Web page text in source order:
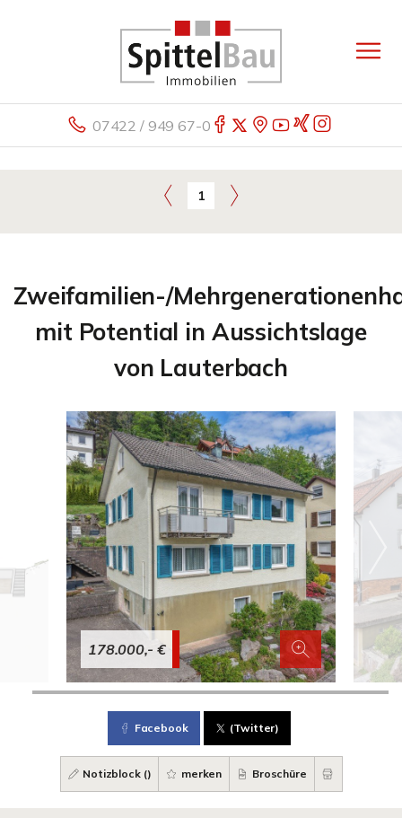
07422 / 949 67-0
1
Zweifamilien-/
mit Potential in Aussichtslage
von Lauterbach
178.000,- €
Facebook (Twitter)
Notizblock () merken Broschüre